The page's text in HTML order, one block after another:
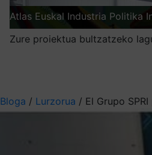
Atlas Euskal Industria Politika
Zure proiektua bultzatzeko
Bloga / Lurzorua / El Grupo